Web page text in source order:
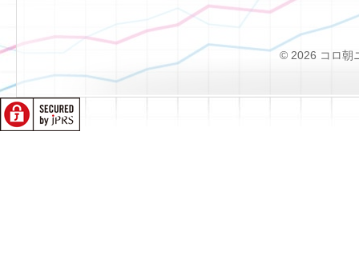
© 2026 コロ朝